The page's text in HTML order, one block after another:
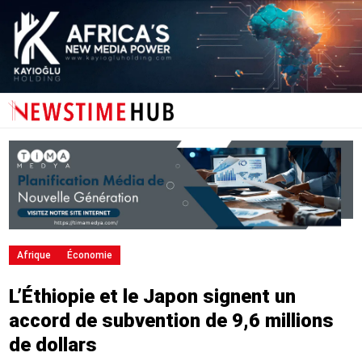
Afrique Économie
L’Éthiopie et le Japon signent un
accord de subvention de 9,6 millions
de dollars